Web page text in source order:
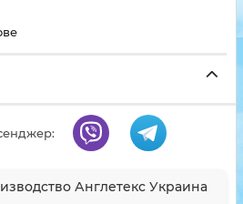
Англетекс Украина